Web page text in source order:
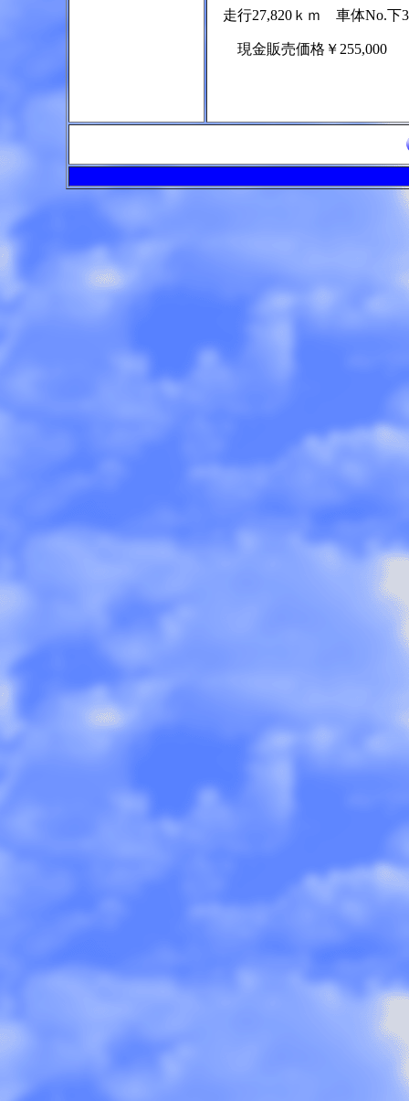
走行27,820ｋｍ 車体No.下3
現金販売価格￥255,000